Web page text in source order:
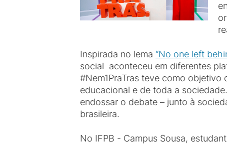
Inspirada no lema “No one left
social aconteceu em diferentes
#Nem1PraTras teve como
educacional e de toda a
endossar o debate – junto à
brasileira.
No IFPB - Campus Sousa,